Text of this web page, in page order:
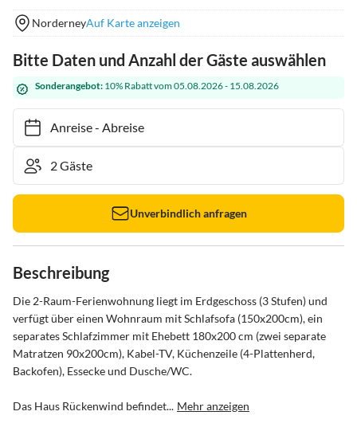
NorderneyAuf Karte anzeigen
Bitte Daten und Anzahl der Gäste auswählen
Sonderangebot: 10% Rabatt vom 05.08.2026 - 15.08.2026
Anreise- Abreise
Unverbindlich anfragen
Beschreibung
Die 2-Raum-Ferienwohnung liegt im Erdgeschoss (3 Stufen) und
verfügt über einen Wohnraum mit Schlafsofa (150x200cm), ein
separates Schlafzimmer mit Ehebett 180x200 cm (zwei separate
Matratzen 90x200cm), Kabel-TV, Küchenzeile (4-Plattenherd,
Backofen), Essecke und Dusche/WC.
Das Haus Rückenwind befindet... Mehr anzeigen